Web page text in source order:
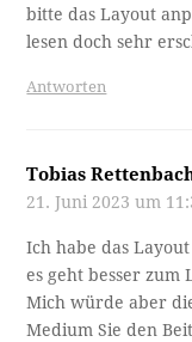
bitte das Layout
lesen doch sehr
Antworten
Tobias
21. Juni 2023 um
Ich habe das
es geht besser zum
Mich würde aber
Medium Sie den